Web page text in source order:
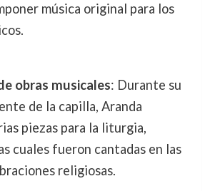
música original para los
obras musicales: Durante su
de la capilla, Aranda
piezas para la liturgia,
cuales fueron cantadas en las
religiosas.